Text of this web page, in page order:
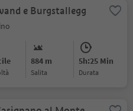
e Burgstallegg
884 m
Salita
5h:25 Min
durata